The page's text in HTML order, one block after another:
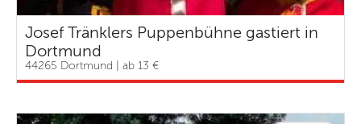
Josef Tränklers Puppenbühne gastiert in
Dortmund
44265 Dortmund | ab 13 €